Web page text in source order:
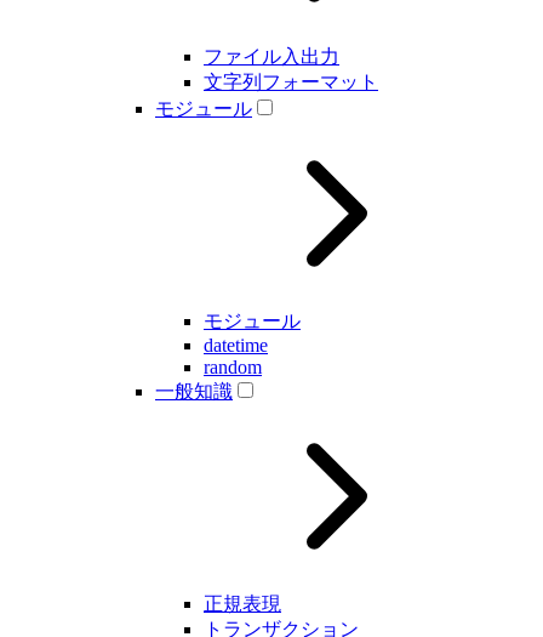
ファイル入出力
文字列フォーマット
モジュール
モジュール
datetime
random
一般知識
正規表現
トランザクション